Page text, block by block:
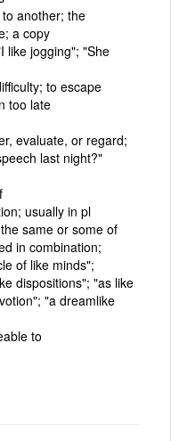
another; the
a copy
like jogging"; "She
to escape
too late
evaluate, or regard;
last night?"
usually in pl
same or some of
in combination;
of like minds";
dispositions"; "as like
"a dreamlike
to